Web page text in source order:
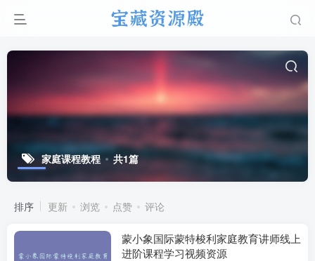
家庭课程教程 共1篇
排序 更新 浏览 点赞 评论
蒙小象国际蒙特梭利家庭教育讲师线上
进阶课程学习视频资源